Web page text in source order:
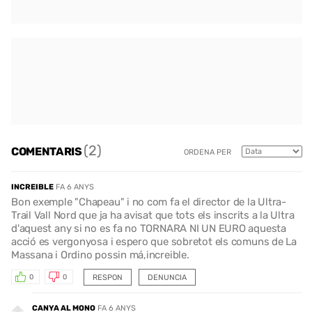
COMENTARIS(2) ORDENA PER
INCREIBLE FA 6 ANYS
Bon exemple "Chapeau" i no com fa el director de la Ultra-
Trail Vall Nord que ja ha avisat que tots els inscrits a la Ultra
d'aquest any si no es fa no TORNARA NI UN EURO aquesta
acció es vergonyosa i espero que sobretot els comuns de La
Massana i Ordino possin má,increible.
RESPON
0 0 DENUNCIA
CANYA AL MONO FA 6 ANYS